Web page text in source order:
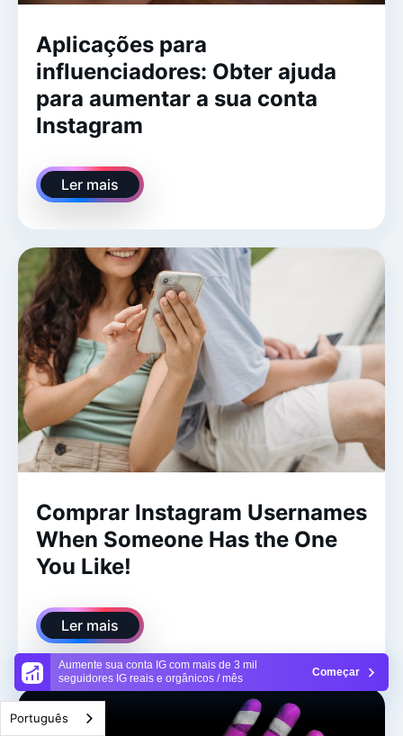
Aumente sua conta IG com mais de 3 mil
seguidores IG reais e orgânicos / mês
Começar
Aplicações para
influenciadores: Obter ajuda
para aumentar a sua conta
Instagram
Ler mais
Comprar Instagram Usernames
When Someone Has the One
You Like!
Ler mais
Português